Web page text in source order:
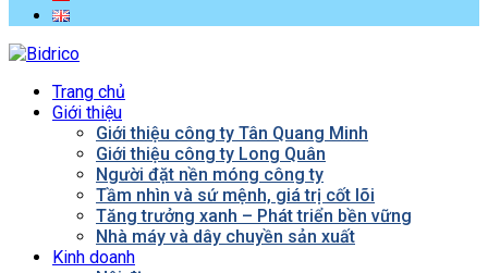
Trang chủ
Giới thiệu
Giới thiệu công ty Tân Quang Minh
Giới thiệu công ty Long Quân
Người đặt nền móng công ty
Tầm nhìn và sứ mệnh, giá trị cốt lõi
Tăng trưởng xanh – Phát triển bền vững
Nhà máy và dây chuyền sản xuất
Kinh doanh